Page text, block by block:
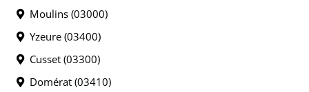
Moulins (03000)
Yzeure (03400)
Cusset (03300)
Domérat (03410)